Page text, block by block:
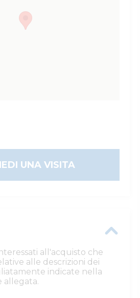
UNA VISITA
all'acquisto che
alle descrizioni dei
indicate nella
allegata.